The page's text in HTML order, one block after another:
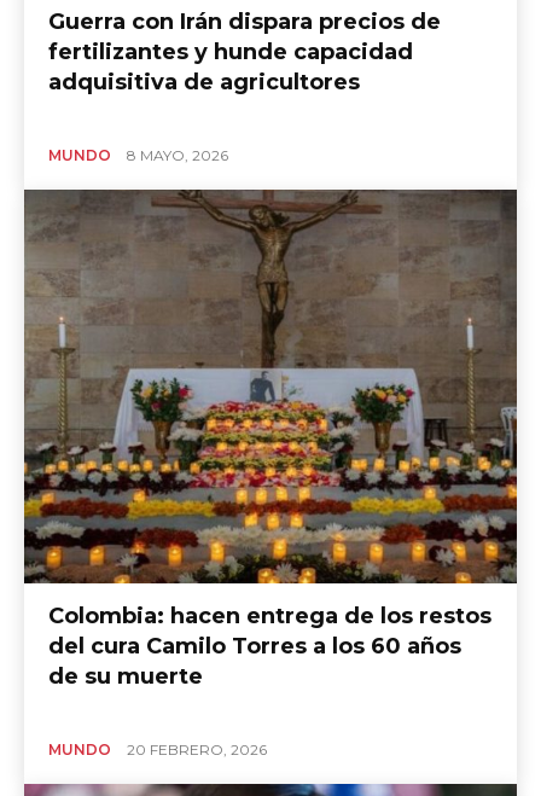
Guerra con Irán dispara precios de
fertilizantes y hunde capacidad
adquisitiva de agricultores
MUNDO 8 MAYO, 2026
Colombia: hacen entrega de los restos
del cura Camilo Torres a los 60 años
de su muerte
MUNDO 20 FEBRERO, 2026